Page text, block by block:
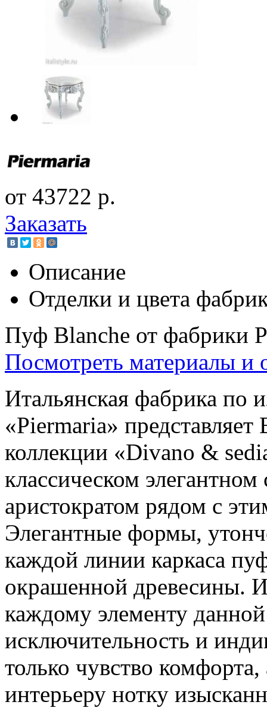
от 43722 р.
Заказать
Описание
Отделки и цвета
Пуф Blanche от фабрики
Посмотреть материалы и
Итальянская фабрика по
«Piermaria»
коллекции «Divano &
классическом
аристократом рядом с
Элегантные формы,
каждой линии каркаса
окрашенной древесины.
каждому элементу
исключительность и
только чувство
интерьеру нотку